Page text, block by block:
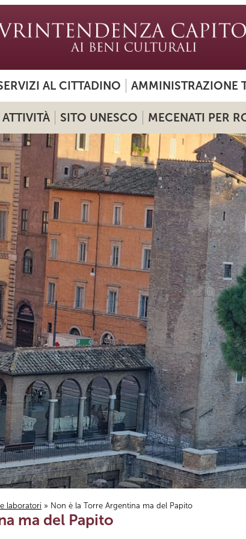
AL CITTADINO AMMINISTRAZIONE
ATTIVITÀ SITO UNESCO MECENATI PER
laboratori » Non è la Torre Argentina ma del Papito
ma del Papito